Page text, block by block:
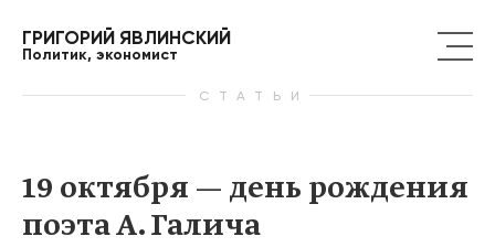
ГРИГОРИЙ ЯВЛИНСКИЙ
Политик, экономист
СТАТЬИ
19 октября — день рождения
поэта А. Галича